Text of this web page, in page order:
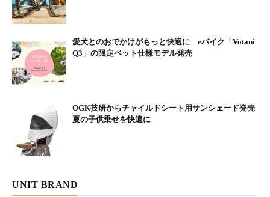
愛犬とのおでかけがもっと快適に eバイク「Votani
Q3」の限定ペット仕様モデル発売
OGK技研からチャイルドシート用サンシェード発売
夏の子供乗せを快適に
UNIT BRAND